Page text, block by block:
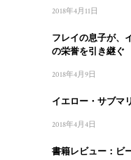
2018年4月11日
フレイの息子が、
の栄誉を引き継ぐ
2018年4月9日
イエロー・サブマ
2018年4月4日
書籍レビュー：ビ